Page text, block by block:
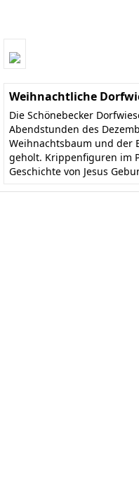
Weihnachtliche
Die Schönebecker
Abendstunden des
Weihnachtsbaum und der
geholt. Krippenfiguren im
Geschichte von Jesus